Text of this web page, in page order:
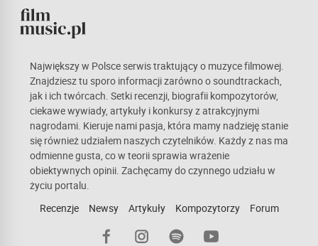
Największy w Polsce serwis traktujący o muzyce filmowej.
Znajdziesz tu sporo informacji zarówno o soundtrackach,
jak i ich twórcach. Setki recenzji, biografii kompozytorów,
ciekawe wywiady, artykuły i konkursy z atrakcyjnymi
nagrodami. Kieruje nami pasja, która mamy nadzieję stanie
się również udziałem naszych czytelników. Każdy z nas ma
odmienne gusta, co w teorii sprawia wrażenie
obiektywnych opinii. Zachęcamy do czynnego udziału w
życiu portalu.
Recenzje
Newsy Artykuły Kompozytorzy Forum